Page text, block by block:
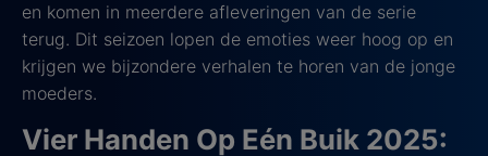
en komen in meerdere afleveringen van de serie
terug. Dit seizoen lopen de emoties weer hoog op en
krijgen we bijzondere verhalen te horen van de jonge
moeders.
Vier Handen Op Eén Buik 2025: